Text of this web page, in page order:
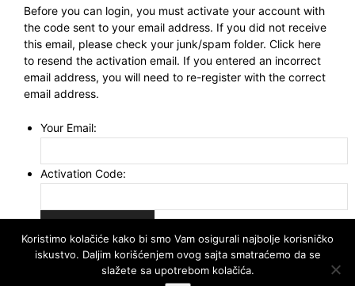
Before you can login, you must activate your account with
the code sent to your email address. If you did not receive
this email, please check your junk/spam folder. Click here
to resend the activation email. If you entered an incorrect
email address, you will need to re-register with the correct
email address.
Your Email:
Activation Code:
Koristimo kolačiće kako bi smo Vam osigurali najbolje korisničko
iskustvo. Daljim korišćenjem ovog sajta smatraćemo da se
slažete sa upotrebom kolačića.